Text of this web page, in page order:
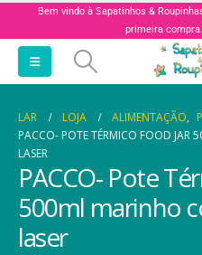
Bem vindo à Sapatinhos &
primeira compra.
LAR LOJA ALIMENTAÇÃO,
PACCO- POTE TÉRMICO FOOD JAR
LASER
PACCO- Pote
500ml marinho
laser